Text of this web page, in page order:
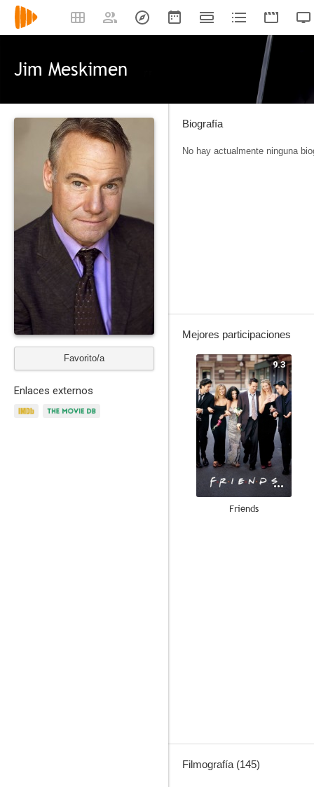
Jim Meskimen
Favorito/a
Enlaces externos
Biografía
No hay actualmente ninguna
Mejores participaciones
9.3
Friends
Filmografía (145)